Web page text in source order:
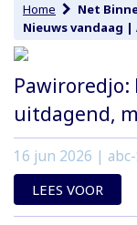
Home Net
Nieuws vandaag |
uitdagend,
16 jun 2026 |
LEES VOOR